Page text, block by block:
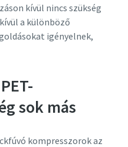
kívül nincs szükség
a különböző
igényelnek,
sok más
kompresszorok az